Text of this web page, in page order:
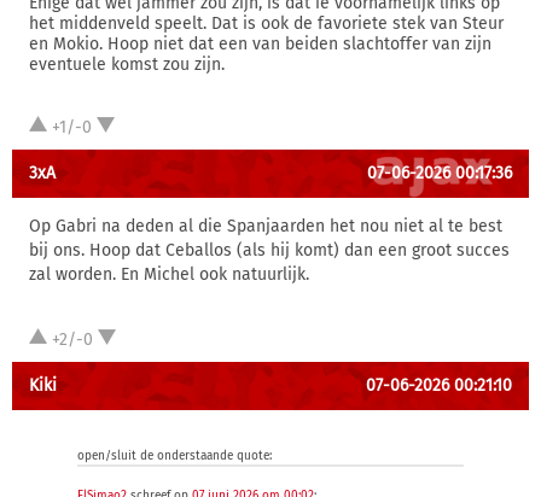
het middenveld speelt. Dat is ook de favoriete stek van Steur
en Mokio. Hoop niet dat een van beiden slachtoffer van zijn
eventuele komst zou zijn.
+1/-0
3xA 07-06-2026 00:17:36
Op Gabri na deden al die Spanjaarden het nou niet al te best
bij ons. Hoop dat Ceballos (als hij komt) dan een groot succes
zal worden. En Michel ook natuurlijk.
+2/-0
Kiki 07-06-2026 00:21:10
open/sluit de onderstaande quote: